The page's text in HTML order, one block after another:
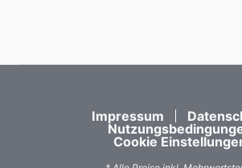
Impressum
Cookie